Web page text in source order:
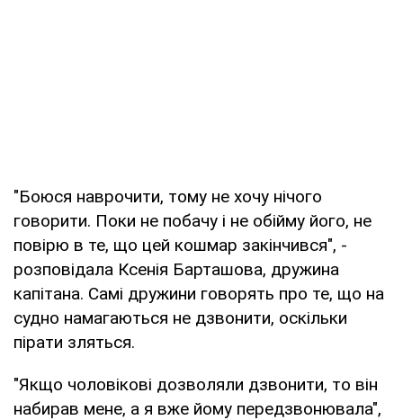
"Боюся наврочити, тому не хочу нічого
говорити. Поки не побачу і не обійму його, не
повірю в те, що цей кошмар закінчився", -
розповідала Ксенія Барташова, дружина
капітана. Самі дружини говорять про те, що на
судно намагаються не дзвонити, оскільки
пірати зляться.
"Якщо чоловікові дозволяли дзвонити, то він
набирав мене, а я вже йому передзвонювала",